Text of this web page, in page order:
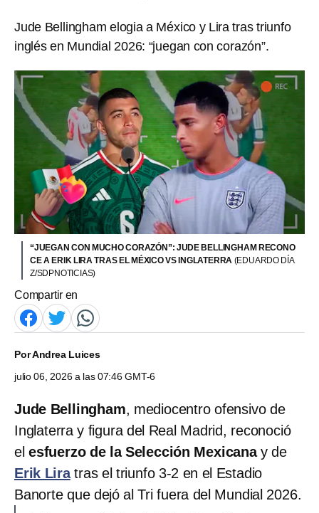
Jude Bellingham elogia a México y Lira tras triunfo
inglés en Mundial 2026: “juegan con corazón”.
“JUEGAN CON MUCHO CORAZÓN”: JUDE BELLINGHAM RECONO
CE A ERIK LIRA TRAS EL MÉXICO VS INGLATERRA (EDUARDO DÍA
Z/SDPNOTICIAS)
Compartir en
PorAndrea Luices
julio 06, 2026 a las 07:46 GMT-6
Jude Bellingham, mediocentro ofensivo de
Inglaterra y figura del Real Madrid, reconoció
el esfuerzo de la Selección Mexicanay de
Erik Liratras el triunfo 3-2 en el Estadio
Banorte que dejó al Tri fuera del Mundial 2026.